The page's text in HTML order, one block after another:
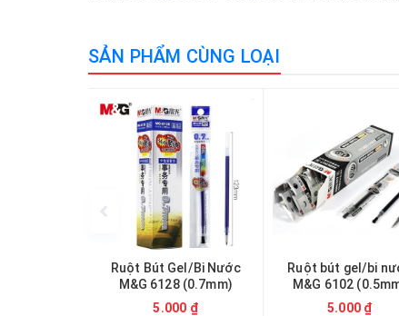
SẢN PHẨM CÙNG LOẠI
Ruột Bút Gel/Bi Nước
M&G 6128 (0.7mm)
5.000 ₫
Ruột bút gel/bi
M&G 6102
5.000 ₫